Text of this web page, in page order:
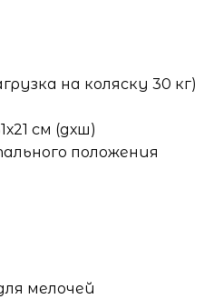
на коляску 30 кг)
см (дхш)
положения
мелочей